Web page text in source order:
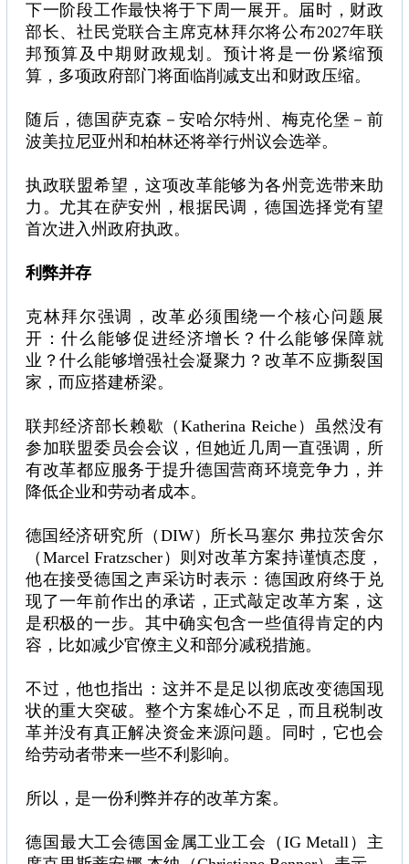
下一阶段工作最快将于下周一展开。届时，财政
部长、社民党联合主席克林拜尔将公布2027年联
邦预算及中期财政规划。预计将是一份紧缩预
算，多项政府部门将面临削减支出和财政压缩。
随后，德国萨克森－安哈尔特州、梅克伦堡－前
波美拉尼亚州和柏林还将举行州议会选举。
执政联盟希望，这项改革能够为各州竞选带来助
力。尤其在萨安州，根据民调，德国选择党有望
首次进入州政府执政。
利弊并存
克林拜尔强调，改革必须围绕一个核心问题展
开：什么能够促进经济增长？什么能够保障就
业？什么能够增强社会凝聚力？改革不应撕裂国
家，而应搭建桥梁。
联邦经济部长赖歇（Katherina Reiche）虽然没有
参加联盟委员会会议，但她近几周一直强调，所
有改革都应服务于提升德国营商环境竞争力，并
降低企业和劳动者成本。
德国经济研究所（DIW）所长马塞尔 弗拉茨舍尔
（Marcel Fratzscher）则对改革方案持谨慎态度，
他在接受德国之声采访时表示：德国政府终于兑
现了一年前作出的承诺，正式敲定改革方案，这
是积极的一步。其中确实包含一些值得肯定的内
容，比如减少官僚主义和部分减税措施。
不过，他也指出：这并不是足以彻底改变德国现
状的重大突破。整个方案雄心不足，而且税制改
革并没有真正解决资金来源问题。同时，它也会
给劳动者带来一些不利影响。
所以，是一份利弊并存的改革方案。
德国最大工会德国金属工业工会（IG Metall）主